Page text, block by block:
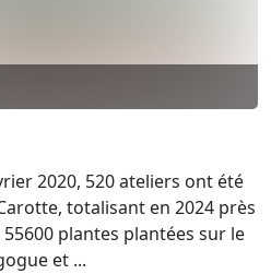
2020, 520 ateliers ont été
totalisant en 2024 près
plantes plantées sur le
et ...